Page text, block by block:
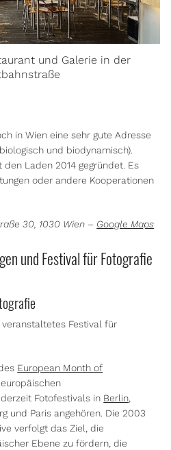
und Galerie in der
in Wien eine sehr gute Adresse
und biodynamisch).
Laden 2014 gegründet. Es
oder andere Kooperationen
30, 1030 Wien – Google Maps
und Festival für Fotografie
Festival für
European Month of
Fotofestivals in Berlin
und Paris angehören. Die 2003
verfolgt das Ziel, die
Ebene zu fördern, die